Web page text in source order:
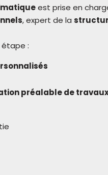
est prise en
, expert de la
:
préalable de